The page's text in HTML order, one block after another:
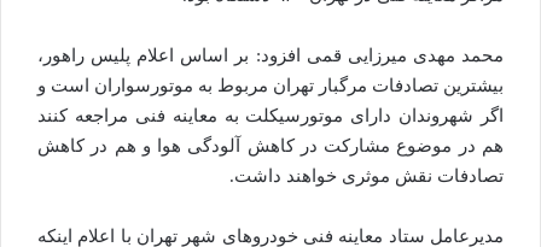
محمد مهدی میرزایی قمی افزود: بر اساس اعلام پلیس راهور،
بیشترین تصادفات مرگبار تهران مربوط به موتورسواران است و
اگر شهروندان دارای موتورسیکلت به معاینه فنی مراجعه کنند
هم در موضوع مشارکت در کاهش آلودگی هوا و هم در کاهش
تصادفات نقش موثری خواهند داشت.
مدیرعامل ستاد معاینه فنی خودرو‌های شهر تهران با اعلام اینکه